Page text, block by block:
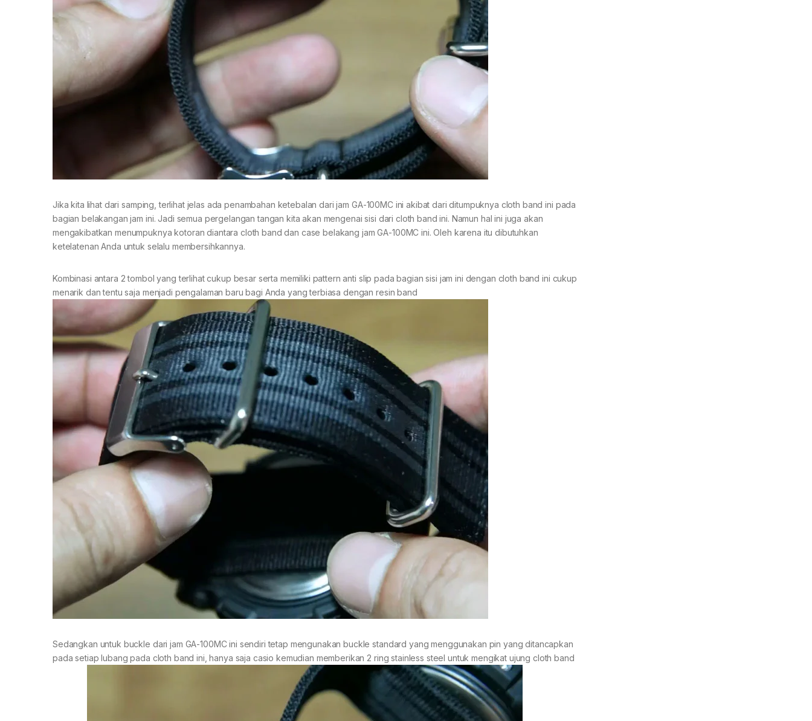
Jika kita lihat dari samping, terlihat jelas ada penambahan ketebalan dari jam GA-100MC ini akibat dari ditumpuknya cloth band ini pada
bagian belakangan jam ini. Jadi semua pergelangan tangan kita akan mengenai sisi dari cloth band ini. Namun hal ini juga akan
mengakibatkan menumpuknya kotoran diantara cloth band dan case belakang jam GA-100MC ini. Oleh karena itu dibutuhkan
ketelatenan Anda untuk selalu membersihkannya.
Kombinasi antara 2 tombol yang terlihat cukup besar serta memiliki pattern anti slip pada bagian sisi jam ini dengan cloth band ini cukup
menarik dan tentu saja menjadi pengalaman baru bagi Anda yang terbiasa dengan resin band
Sedangkan untuk buckle dari jam GA-100MC ini sendiri tetap mengunakan buckle standard yang menggunakan pin yang ditancapkan
pada setiap lubang pada cloth band ini, hanya saja casio kemudian memberikan 2 ring stainless steel untuk mengikat ujung cloth band